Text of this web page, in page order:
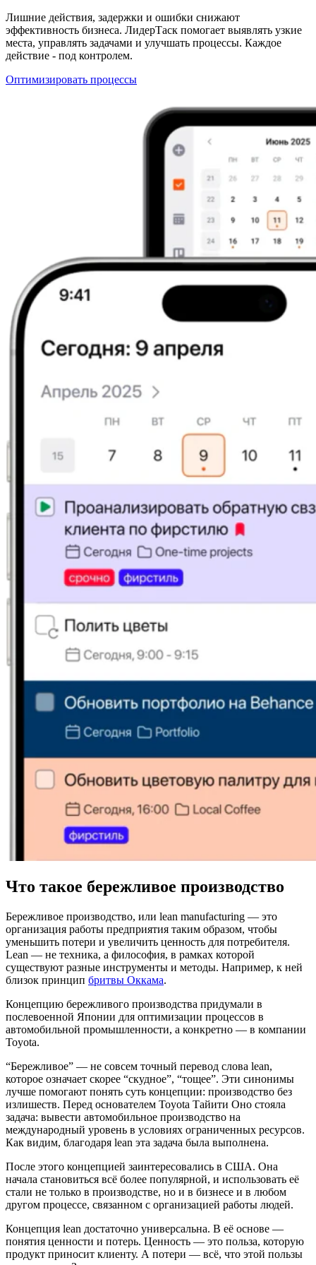
Лишние действия, задержки и ошибки снижают
эффективность бизнеса. ЛидерТаск помогает выявлять узкие
места, управлять задачами и улучшать процессы. Каждое
действие - под контролем.
Оптимизировать процессы
Что такое бережливое производство
Бережливое производство, или lean manufacturing — это
организация работы предприятия таким образом, чтобы
уменьшить потери и увеличить ценность для потребителя.
Lean — не техника, а философия, в рамках которой
существуют разные инструменты и методы. Например, к ней
близок принцип бритвы Оккама.
Концепцию бережливого производства придумали в
послевоенной Японии для оптимизации процессов в
автомобильной промышленности, а конкретно — в компании
Toyota.
“Бережливое” — не совсем точный перевод слова lean,
которое означает скорее “скудное”, “тощее”. Эти синонимы
лучше помогают понять суть концепции: производство без
излишеств. Перед основателем Toyota Тайити Оно стояла
задача: вывести автомобильное производство на
международный уровень в условиях ограниченных ресурсов.
Как видим, благодаря lean эта задача была выполнена.
После этого концепцией заинтересовались в США. Она
начала становиться всё более популярной, и использовать её
стали не только в производстве, но и в бизнесе и в любом
другом процессе, связанном с организацией работы людей.
Концепция lean достаточно универсальна. В её основе —
понятия ценности и потерь. Ценность — это польза, которую
продукт приносит клиенту. А потери — всё, что этой пользы